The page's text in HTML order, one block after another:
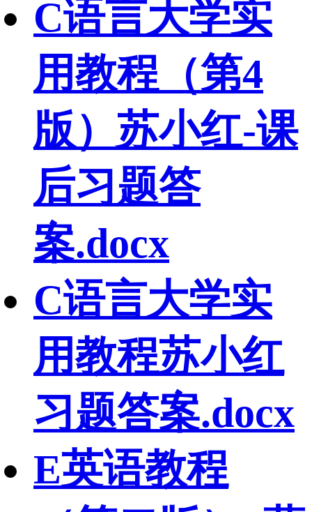
C语言大学实
用教程（第4
版）苏小红-课
后习题答
案.docx
C语言大学实
用教程苏小红
习题答案.docx
E英语教程